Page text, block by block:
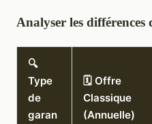
Analyser les différences
🔍
Type
de
garan
🗓️ Offre
Classique
(Annuelle)